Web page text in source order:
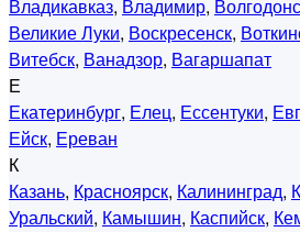
Владикавказ, Владимир,
Великие Луки, Воскресенск,
Витебск, Ванадзор, Вагаршапат
Е
Екатеринбург, Елец, Ессентуки,
Ейск, Ереван
К
Казань, Красноярск, Калининград,
Уральский, Камышин, Каспийск,